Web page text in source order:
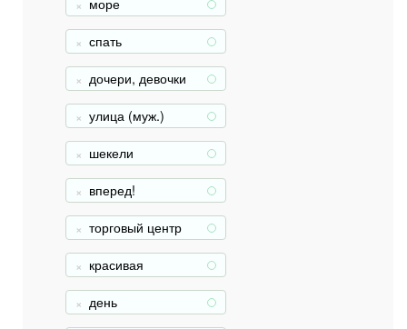
море +
спать +
дочери, девочки +
улица (муж.) +
шекели +
вперед! +
торговый центр +
красивая +
день +